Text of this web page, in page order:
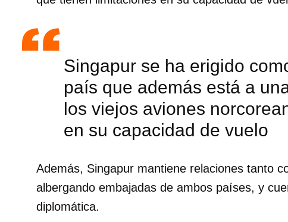
Singapur se ha erigido
país que además está a
los viejos aviones
en su capacidad de vuelo
Además, Singapur mantiene relaciones tanto
albergando embajadas de ambos países, y
diplomática.